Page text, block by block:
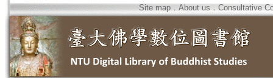
Site map．About us ． Consultative